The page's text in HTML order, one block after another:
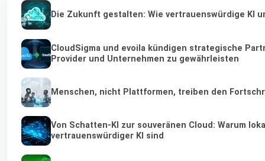
Die Zukunft gestalten: Wie vertrauenswürdige KI
CloudSigma und evoila kündigen strategische
Provider und Unternehmen zu gewährleisten
Menschen, nicht Plattformen, treiben den
Von Schatten-KI zur souveränen Cloud: Warum
vertrauenswürdiger KI sind